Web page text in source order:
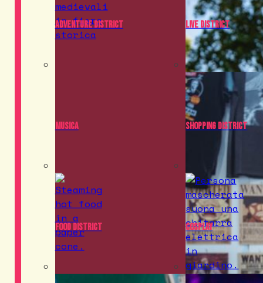
Adventure District Live District
Musica Shopping District
Food District Cosplay